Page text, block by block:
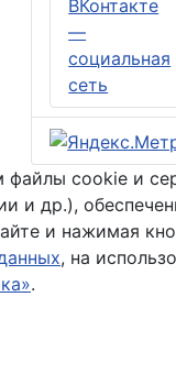
cookie и
и др.),
и нажимая
, на
.